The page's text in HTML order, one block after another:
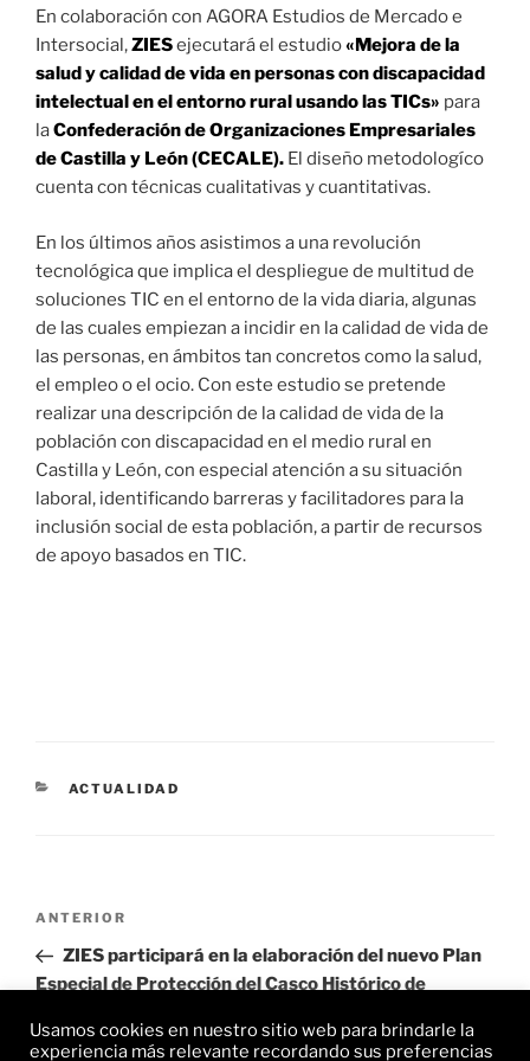
En colaboración con AGORA Estudios de Mercado e
Intersocial,ZIESejecutará el estudio«Mejora de la
salud y calidad de vida en personas con discapacidad
intelectual en el entorno rural usando las TICs» para
laConfederación de Organizaciones Empresariales
de Castilla y León (CECALE). El diseño metodologíco
cuenta con técnicas cualitativas y cuantitativas.
En los últimos años asistimos a una revolución
tecnológica que implica el despliegue de multitud de
soluciones TIC en el entorno de la vida diaria, algunas
de las cuales empiezan a incidir en la calidad de vida de
las personas, en ámbitos tan concretos como la salud,
el empleo o el ocio. Con este estudio se pretende
realizar una descripción de la calidad de vida de la
población con discapacidad en el medio rural en
Castilla y León, con especial atención a su situación
laboral, identificando barreras y facilitadores para la
inclusión social de esta población, a partir de recursos
de apoyo basados en TIC.
CATEGORÍAS
ACTUALIDAD
Navegación
entradas
Entrada
anterior:
ANTERIOR
ZIES participará en la elaboración del nuevo Plan
Especial de Protección del Casco Histórico de
Usamos cookies en nuestro sitio web para brindarle la
experiencia más relevante recordando sus preferencias